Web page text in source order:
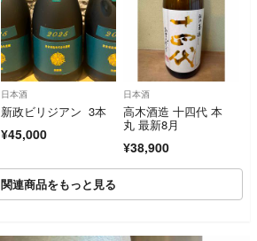
日本酒
新政ビリジアン 3本
¥45,000
日本酒
高木酒造 十四代 本
丸 最新8月
¥38,900
関連商品をもっと見る